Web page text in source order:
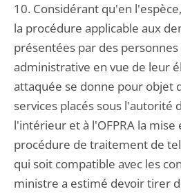
10. Considérant qu'en
la procédure applicable aux
présentées par des
administrative en vue de leur
attaquée se donne pour objet
services placés sous l'autorité
l'intérieur et à l'OFPRA la
procédure de traitement de
qui soit compatible avec les
ministre a estimé devoir tirer